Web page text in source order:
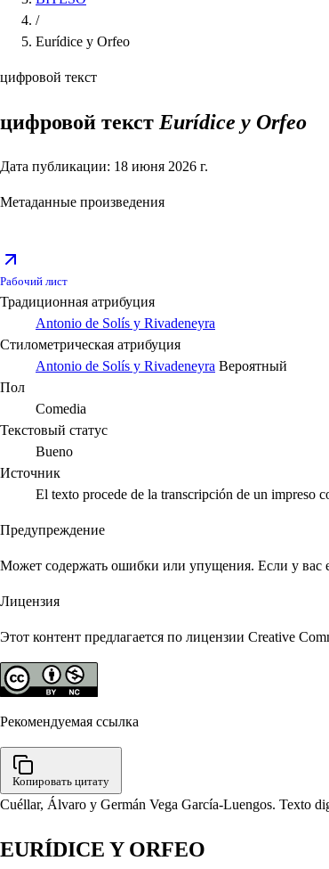
/
Eurídice y Orfeo
цифровой текст
цифровой текст Eurídice y Orfeo
Дата публикации: 18 июня 2026 г.
Метаданные произведения
Рабочий лист
Традиционная атрибуция
Antonio de Solís y Rivadeneyra
Стилометрическая атрибуция
Antonio de Solís y Rivadeneyra Вероятный
Пол
Comedia
Текстовый статус
Bueno
Источник
El texto procede de la transcripción de un impreso
Предупреждение
Может содержать ошибки или упущения. Если у вас
Лицензия
Этот контент предлагается по лицензии Creative
Рекомендуемая ссылка
Копировать цитату
Cuéllar, Álvaro y Germán Vega García-Luengos. Texto
EURÍDICE Y ORFEO